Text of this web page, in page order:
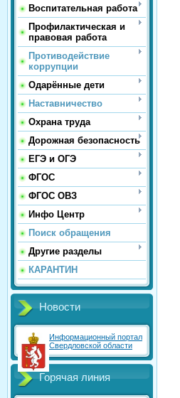
Воспитательная работа
Профилактическая и
правовая работа
Противодействие
коррупции
Одарённые дети
Наставничество
Охрана труда
Дорожная безопасность
ЕГЭ и ОГЭ
ФГОС
ФГОС ОВЗ
Инфо Центр
Поиск обращения
Другие разделы
КАРАНТИН
Новости
Информационный портал
Свердловской области
Горячая линия